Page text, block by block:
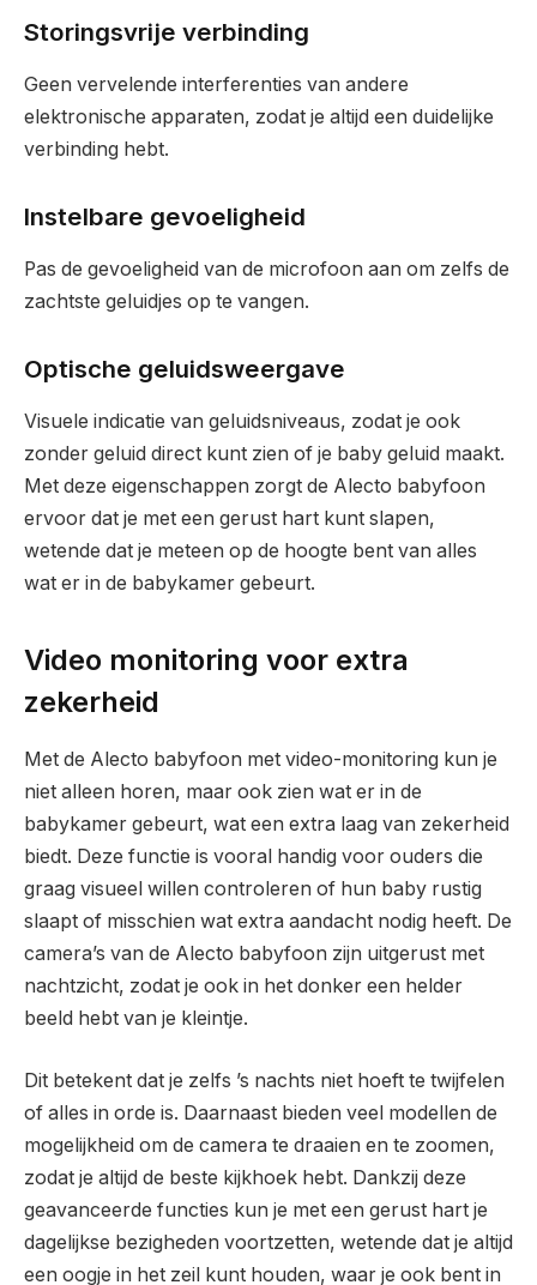
Storingsvrije verbinding
Geen vervelende interferenties van andere
elektronische apparaten, zodat je altijd een duidelijke
verbinding hebt.
Instelbare gevoeligheid
Pas de gevoeligheid van de microfoon aan om zelfs de
zachtste geluidjes op te vangen.
Optische geluidsweergave
Visuele indicatie van geluidsniveaus, zodat je ook
zonder geluid direct kunt zien of je baby geluid maakt.
Met deze eigenschappen zorgt de Alecto babyfoon
ervoor dat je met een gerust hart kunt slapen,
wetende dat je meteen op de hoogte bent van alles
wat er in de babykamer gebeurt.
Video monitoring voor extra
zekerheid
Met de Alecto babyfoon met video-monitoring kun je
niet alleen horen, maar ook zien wat er in de
babykamer gebeurt, wat een extra laag van zekerheid
biedt. Deze functie is vooral handig voor ouders die
graag visueel willen controleren of hun baby rustig
slaapt of misschien wat extra aandacht nodig heeft. De
camera’s van de Alecto babyfoon zijn uitgerust met
nachtzicht, zodat je ook in het donker een helder
beeld hebt van je kleintje.
Dit betekent dat je zelfs ’s nachts niet hoeft te twijfelen
of alles in orde is. Daarnaast bieden veel modellen de
mogelijkheid om de camera te draaien en te zoomen,
zodat je altijd de beste kijkhoek hebt. Dankzij deze
geavanceerde functies kun je met een gerust hart je
dagelijkse bezigheden voortzetten, wetende dat je altijd
een oogje in het zeil kunt houden, waar je ook bent in